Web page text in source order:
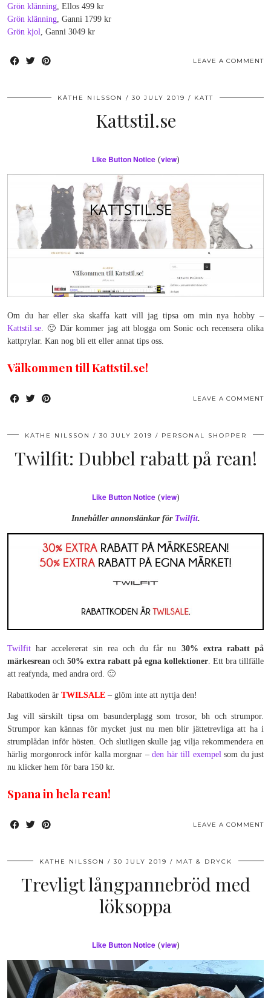
Grön klänning, Ellos 499 kr
Grön klänning, Ganni 1799 kr
Grön kjol, Ganni 3049 kr
LEAVE A COMMENT
KÄTHE NILSSON 30 JULY 2019 KATT
Kattstil.se
Like Button Notice(view)
Om du har eller ska skaffa katt vill jag tipsa om min nya hobby –
Kattstil.se. 🙂 Där kommer jag att blogga om Sonic och recensera olika
kattprylar. Kan nog bli ett eller annat tips oss.
Välkommen till Kattstil.se!
LEAVE A COMMENT
KÄTHE NILSSON 30 JULY 2019 PERSONAL SHOPPER
Twilfit: Dubbel rabatt på rean!
Like Button Notice(view)
Innehåller annonslänkar för Twilfit.
Twilfit har accelererat sin rea och du får nu 30% extra rabatt på
märkesrean och 50% extra rabatt på egna kollektioner. Ett bra tillfälle
att reafynda, med andra ord. 🙂
Rabattkoden är TWILSALE – glöm inte att nyttja den!
Jag vill särskilt tipsa om basunderplagg som trosor, bh och strumpor.
Strumpor kan kännas för mycket just nu men blir jättetrevliga att ha i
strumplådan inför hösten. Och slutligen skulle jag vilja rekommendera en
härlig morgonrock inför kalla morgnar – den här till exempelsom du just
nu klicker hem för bara 150 kr.
Spana in hela rean!
LEAVE A COMMENT
KÄTHE NILSSON 30 JULY 2019 MAT & DRYCK
Trevligt långpannebröd med
löksoppa
Like Button Notice(view)